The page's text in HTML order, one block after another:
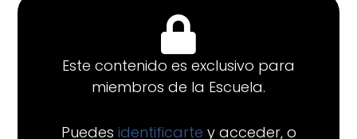
Este contenido es exclusivo para
miembros de la Escuela.
Puedes identificarte y acceder, o